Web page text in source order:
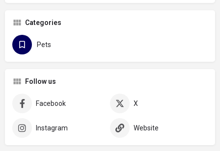
Categories
Pets
Follow us
Facebook X
Instagram Website